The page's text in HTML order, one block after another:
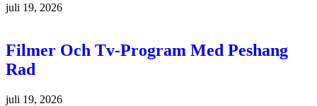
juli 19, 2026
Filmer Och Tv-Program Med Peshang
Rad
juli 19, 2026